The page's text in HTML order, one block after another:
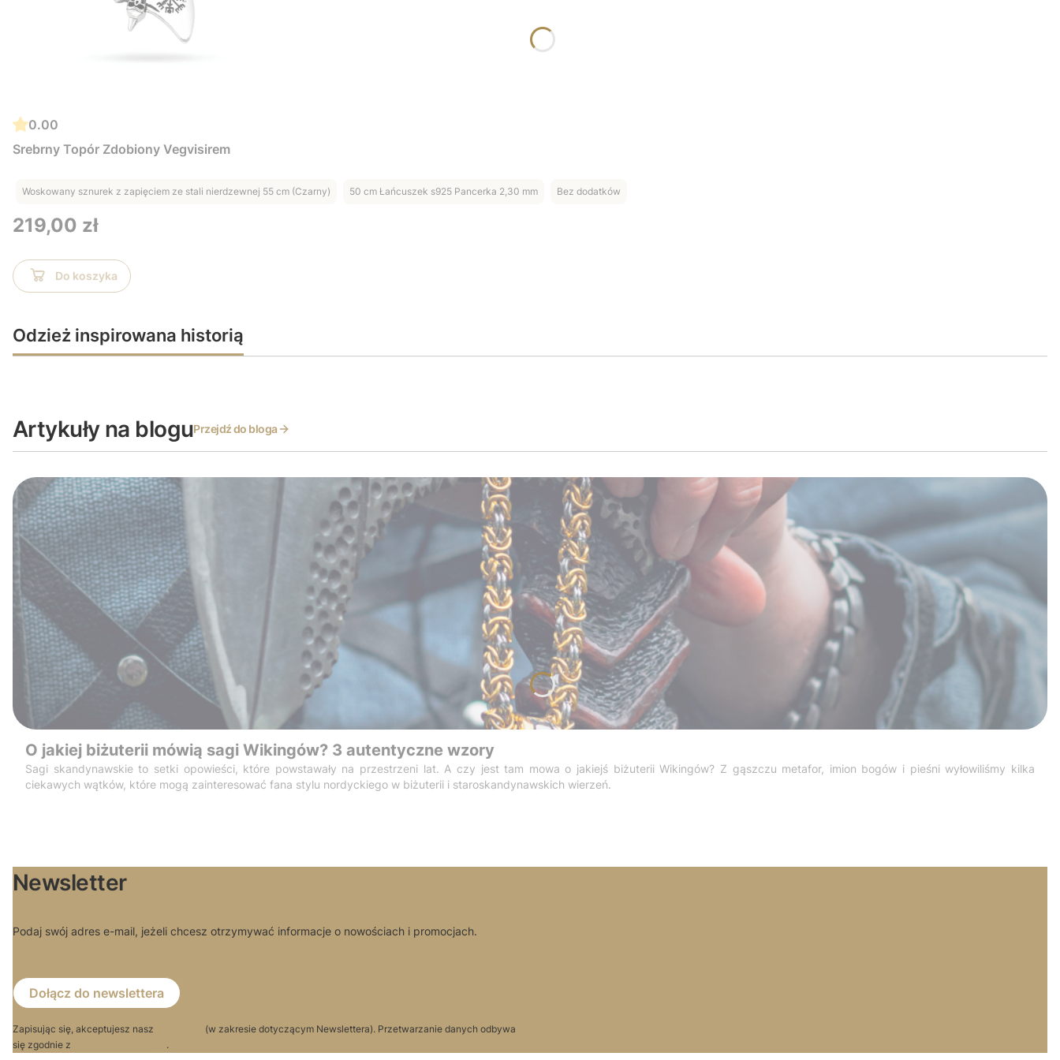
0.00
Srebrny Topór Zdobiony Vegvisirem
Woskowany sznurek z zapięciem ze stali nierdzewnej 55 cm (Czarny) 50 cm Łańcuszek s925 Pancerka 2,30 mm Bez dodatków
Cena
219,00 zł
Do koszyka
Odzież inspirowana historią
Dla
Niej
Artykuły na bloguPrzejdź do bloga
O jakiej biżuterii mówią sagi Wikingów? 3 autentyczne wzory
Sagi skandynawskie to setki opowieści, które powstawały na przestrzeni lat. A czy jest tam mowa o jakiejś biżuterii Wikingów? Z gąszczu metafor, imion bogów i pieśni wyłowiliśmy kilka
ciekawych wątków, które mogą zainteresować fana stylu nordyckiego w biżuterii i staroskandynawskich wierzeń.
Newsletter
Podaj swój adres e-mail, jeżeli chcesz otrzymywać informacje o nowościach i promocjach.
Dołącz do newslettera
Zapisując się, akceptujesz nasz
(w zakresie dotyczącym Newslettera). Przetwarzanie danych odbywa
się zgodnie z
.